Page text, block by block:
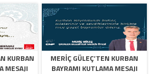
KURBAN
MESAJI
MERİÇ GÜLEÇ’TEN KURBAN
BAYRAMI KUTLAMA MESAJI